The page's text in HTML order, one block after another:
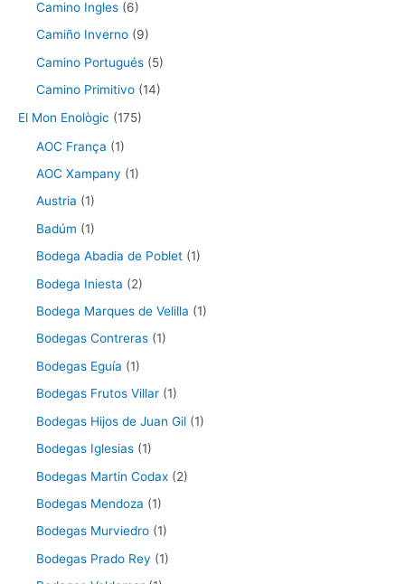
Camino Ingles (6)
Camiño Inverno (9)
Camino Portugués (5)
Camino Primitivo (14)
El Mon Enològic (175)
AOC França (1)
AOC Xampany (1)
Austria (1)
Badúm (1)
Bodega Abadia de Poblet (1)
Bodega Iniesta (2)
Bodega Marques de Velilla (1)
Bodegas Contreras (1)
Bodegas Eguía (1)
Bodegas Frutos Villar (1)
Bodegas Hijos de Juan Gil (1)
Bodegas Iglesias (1)
Bodegas Martin Codax (2)
Bodegas Mendoza (1)
Bodegas Murviedro (1)
Bodegas Prado Rey (1)